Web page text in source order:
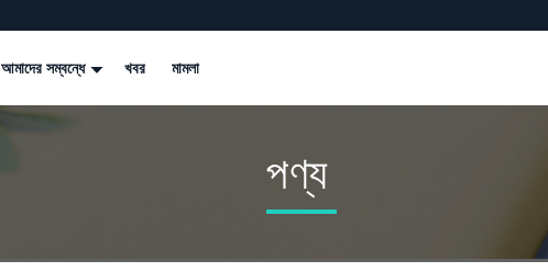
আমাদের সম্বন্ধে খবর মামলা
পণ্য